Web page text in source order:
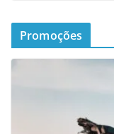
Promoções